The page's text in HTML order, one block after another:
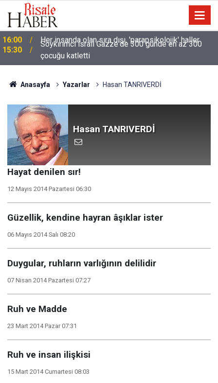
15:30
Soykırımcı israil Gazze'de 300 günde en az 300
çocuğu katletti
Anasayfa Yazarlar Hasan TANRIVERDİ
Hasan TANRIVERDİ
Hayat denilen sır!
12 Mayıs 2014 Pazartesi 06:30
Güzellik, kendine hayran âşıklar ister
06 Mayıs 2014 Salı 08:20
Duygular, ruhların varlığının delilidir
07 Nisan 2014 Pazartesi 07:27
Ruh ve Madde
23 Mart 2014 Pazar 07:31
Ruh ve insan ilişkisi
15 Mart 2014 Cumartesi 08:03